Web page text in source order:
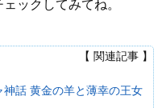
ックしてみてね。
【 関連記事 】
神話 黄金の羊と薄幸の王女